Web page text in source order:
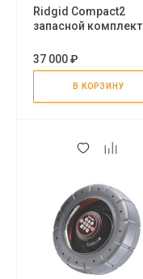
Ridgid Compact2
запасной комплект
монитора
37 000 ₽
В КОРЗИНУ